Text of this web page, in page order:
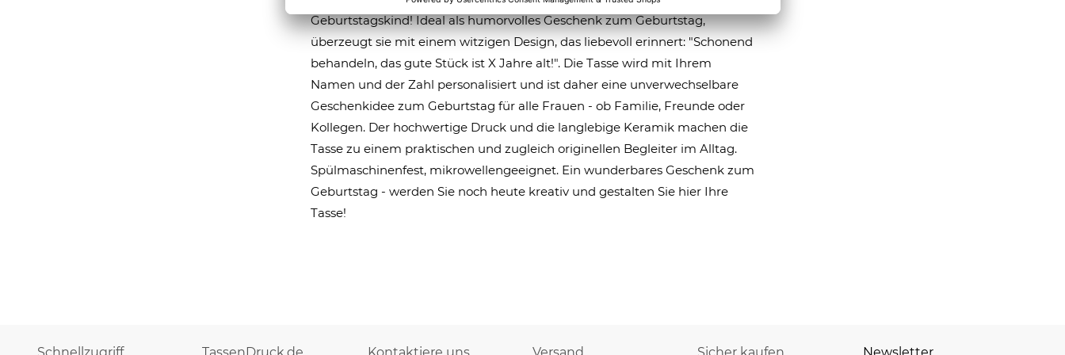
Geburtstagskind! Ideal als humorvolles Geschenk zum Geburtstag,
überzeugt sie mit einem witzigen Design, das liebevoll erinnert: "Schonend
behandeln, das gute Stück ist X Jahre alt!". Die Tasse wird mit Ihrem
Namen und der Zahl personalisiert und ist daher eine unverwechselbare
Geschenkidee zum Geburtstag für alle Frauen - ob Familie, Freunde oder
Kollegen. Der hochwertige Druck und die langlebige Keramik machen die
Tasse zu einem praktischen und zugleich originellen Begleiter im Alltag.
Spülmaschinenfest, mikrowellengeeignet. Ein wunderbares Geschenk zum
Geburtstag - werden Sie noch heute kreativ und gestalten Sie hier Ihre
Tasse!